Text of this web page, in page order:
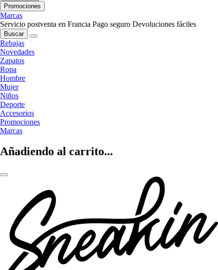
Promociones
Marcas
Servicio postventa en Francia Pago seguro Devoluciones fáciles
Buscar
Rebajas
Novedades
Zapatos
Ropa
Hombre
Mujer
Niños
Deporte
Accesorios
Promociones
Marcas
Añadiendo al carrito...